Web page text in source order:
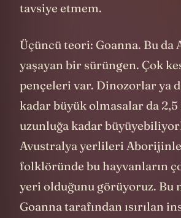
tavsiye etmem.
Üçüncü teori: Goanna. Bu da
yaşayan bir sürüngen. Çok
pençeleri var. Dinozorlar ya
kadar büyük olmasalar da
uzunluğa kadar
Avustralya yerlileri
folklöründe bu hayvanların
yeri olduğunu görüyoruz. Bu
Goanna tarafından ısırılan